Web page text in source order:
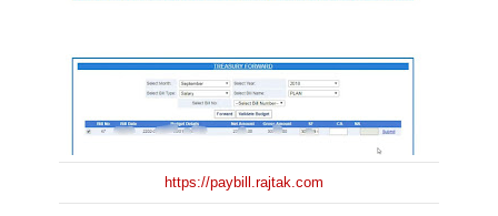
https://paybill.rajtak.com